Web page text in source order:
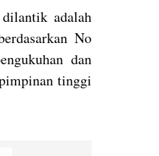
adalah
No
dan
tinggi